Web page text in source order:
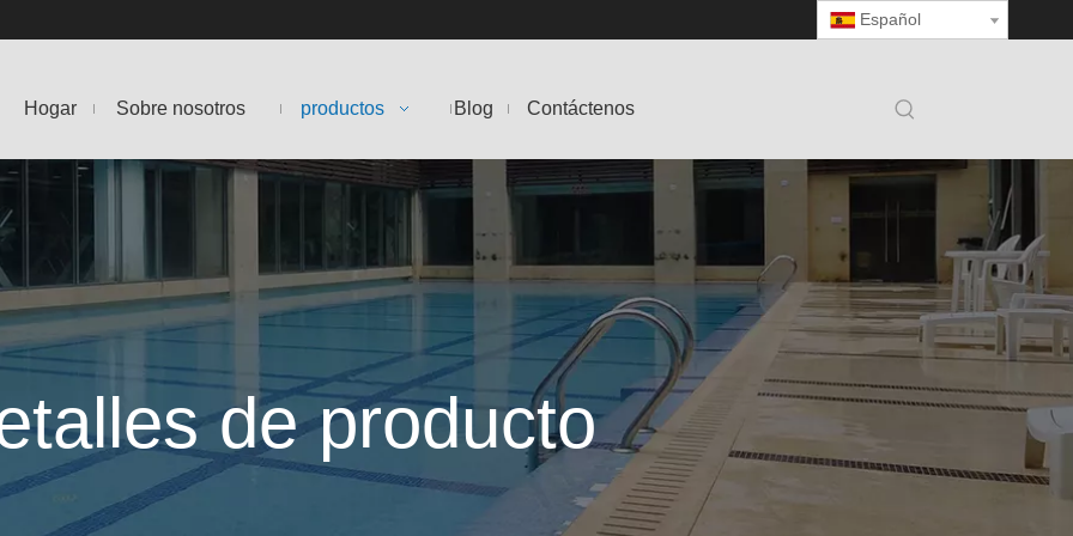
Español
Hogar Sobre nosotros productos Blog Contáctenos
de producto